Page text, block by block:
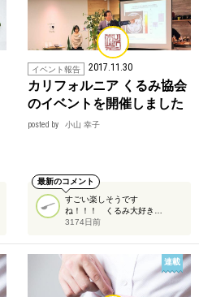
イベント報告 2017.11.30
カリフォルニア くるみ協会
のイベントを開催しました
posted by 小山 幸子
最新のコメント
すごい楽しそうです
ね！！！ くるみ大好き…
3174日前
連載